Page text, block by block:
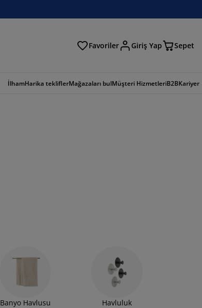
Favoriler Giriş Yap Sepet
İlhamHarika tekliflerMağazaları bulMüşteri HizmetleriB2BKariyer
Banyo Havlusu Havluluk